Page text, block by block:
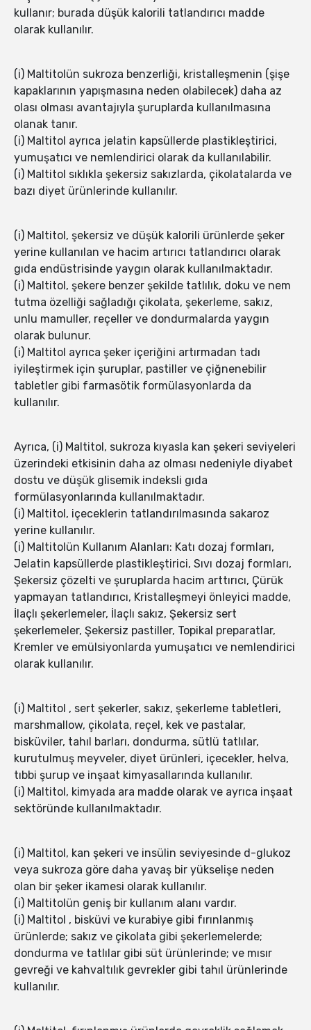
kullanır; burada düşük kalorili tatlandırıcı madde
olarak kullanılır.
(i) Maltitolün sukroza benzerliği, kristalleşmenin (şişe
kapaklarının yapışmasına neden olabilecek) daha az
olası olması avantajıyla şuruplarda kullanılmasına
olanak tanır.
(i) Maltitol ayrıca jelatin kapsüllerde plastikleştirici,
yumuşatıcı ve nemlendirici olarak da kullanılabilir.
(i) Maltitol sıklıkla şekersiz sakızlarda, çikolatalarda ve
bazı diyet ürünlerinde kullanılır.
(i) Maltitol, şekersiz ve düşük kalorili ürünlerde şeker
yerine kullanılan ve hacim artırıcı tatlandırıcı olarak
gıda endüstrisinde yaygın olarak kullanılmaktadır.
(i) Maltitol, şekere benzer şekilde tatlılık, doku ve nem
tutma özelliği sağladığı çikolata, şekerleme, sakız,
unlu mamuller, reçeller ve dondurmalarda yaygın
olarak bulunur.
(i) Maltitol ayrıca şeker içeriğini artırmadan tadı
iyileştirmek için şuruplar, pastiller ve çiğnenebilir
tabletler gibi farmasötik formülasyonlarda da
kullanılır.
Ayrıca, (i) Maltitol, sukroza kıyasla kan şekeri seviyeleri
üzerindeki etkisinin daha az olması nedeniyle diyabet
dostu ve düşük glisemik indeksli gıda
formülasyonlarında kullanılmaktadır.
(i) Maltitol, içeceklerin tatlandırılmasında sakaroz
yerine kullanılır.
(i) Maltitolün Kullanım Alanları: Katı dozaj formları,
Jelatin kapsüllerde plastikleştirici, Sıvı dozaj formları,
Şekersiz çözelti ve şuruplarda hacim arttırıcı, Çürük
yapmayan tatlandırıcı, Kristalleşmeyi önleyici madde,
İlaçlı şekerlemeler, İlaçlı sakız, Şekersiz sert
şekerlemeler, Şekersiz pastiller, Topikal preparatlar,
Kremler ve emülsiyonlarda yumuşatıcı ve nemlendirici
olarak kullanılır.
(i) Maltitol , sert şekerler, sakız, şekerleme tabletleri,
marshmallow, çikolata, reçel, kek ve pastalar,
bisküviler, tahıl barları, dondurma, sütlü tatlılar,
kurutulmuş meyveler, diyet ürünleri, içecekler, helva,
tıbbi şurup ve inşaat kimyasallarında kullanılır.
(i) Maltitol, kimyada ara madde olarak ve ayrıca inşaat
sektöründe kullanılmaktadır.
(i) Maltitol, kan şekeri ve insülin seviyesinde d-glukoz
veya sukroza göre daha yavaş bir yükselişe neden
olan bir şeker ikamesi olarak kullanılır.
(i) Maltitolün geniş bir kullanım alanı vardır.
(i) Maltitol , bisküvi ve kurabiye gibi fırınlanmış
ürünlerde; sakız ve çikolata gibi şekerlemelerde;
dondurma ve tatlılar gibi süt ürünlerinde; ve mısır
gevreği ve kahvaltılık gevrekler gibi tahıl ürünlerinde
kullanılır.